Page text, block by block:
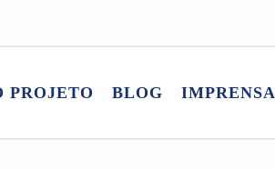
PROJETO BLOG IMPRENSA